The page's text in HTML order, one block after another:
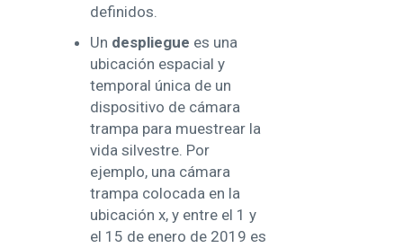
definidos.
Un despliegue es una
ubicación espacial y
temporal única de un
dispositivo de cámara
trampa para muestrear la
vida silvestre. Por
ejemplo, una cámara
trampa colocada en la
ubicación x, y entre el 1 y
el 15 de enero de 2019 es